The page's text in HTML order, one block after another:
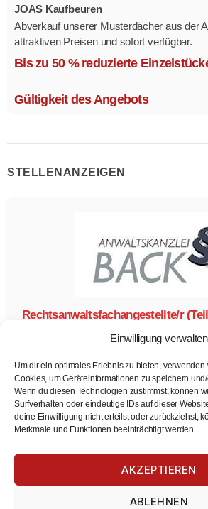
Einwilligung verwalten
Um dir ein optimales Erlebnis zu bieten, verwenden
Cookies, um Geräteinformationen zu speichern
Wenn du diesen Technologien zustimmst, können
Surfverhalten oder eindeutige IDs auf dieser
deine Einwilligung nicht erteilst oder zurückziehst,
Merkmale und Funktionen beeinträchtigt werden.
AKZEPTIEREN
ABLEHNEN
JOAS Kaufbeuren
Abverkauf unserer Musterdächer aus der
attraktiven Preisen und sofort verfügbar.
Mehrere Modelle in verschiedenen
Bis zu 50 % reduzierte
Gültigkeit des Angebots
STELLENANZEIGEN
Rechtsanwaltsfachangestellte/r
Anwaltskanzlei Back & Kollegen
Rechtsanwaltsfachangestellte
Zur Stelle